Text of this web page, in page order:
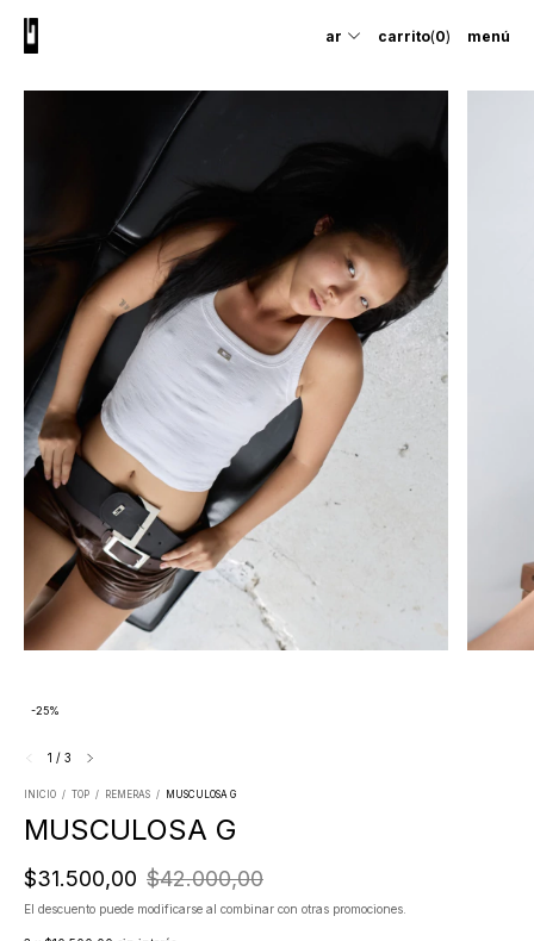
menú
ar carrito(0)
-25%
1 / 3
INICIO / TOP / REMERAS / MUSCULOSA G
MUSCULOSA G
$31.500,00 $42.000,00
El descuento puede modificarse al combinar con otras promociones.